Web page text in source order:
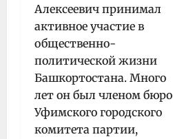
Алексеевич принимал
активное участие в
общественно-
политической жизни
Башкортостана. Много
лет он был членом бюро
Уфимского городского
комитета партии,